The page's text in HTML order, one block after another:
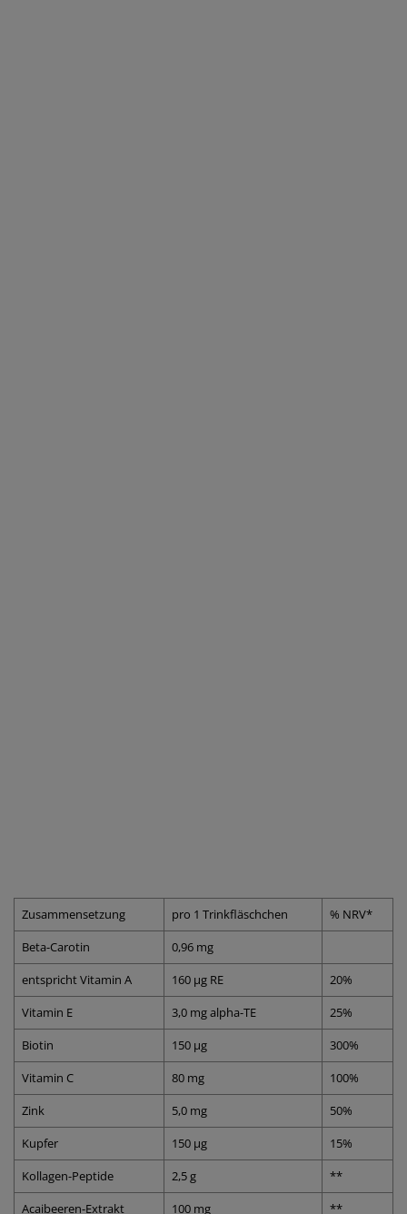
Zusammensetzung pro 1 Trinkfläschchen
% NRV*
Beta-Carotin
0,96 mg
entspricht Vitamin A
160 µg RE
20%
Vitamin E
3,0 mg alpha-TE
25%
Biotin
150 µg
300%
Vitamin C
80 mg
100%
Zink
5,0 mg
50%
Kupfer
150 µg
15%
Kollagen-Peptide
2,5 g
**
Acaibeeren-Extrakt
100 mg **